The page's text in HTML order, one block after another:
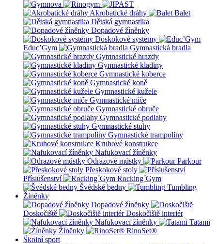
Akrobatické dráhy
Balet
Dětská gymnastika
Dopadové žíněnky
Doskokové systémy
Educ’Gym
Gymnastická bradla
Gymnastické hrazdy
Gymnastické kladiny
Gymnastické koberce
Gymnastické koně
Gymnastické kužele
Gymnastické míče
Gymnastické obruče
Gymnastické podlahy
Gymnastické stuhy
Gymnastické trampolíny
Kruhové konstrukce
Nafukovací žíněnky
Odrazové můstky
Parkour
Přeskokové stoly
Příslušenství
Rocking´Gym
Švédské bedny
Tumbling
Žíněnky
Dopadové žíněnky
Doskočiště
Doskočiště interiér
Nafukovací žíněnky
Tatami
Žíněnky
RinoSet®
Školní sport